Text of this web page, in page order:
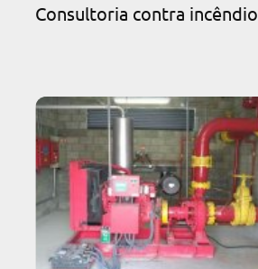
Consultoria contra incêndio